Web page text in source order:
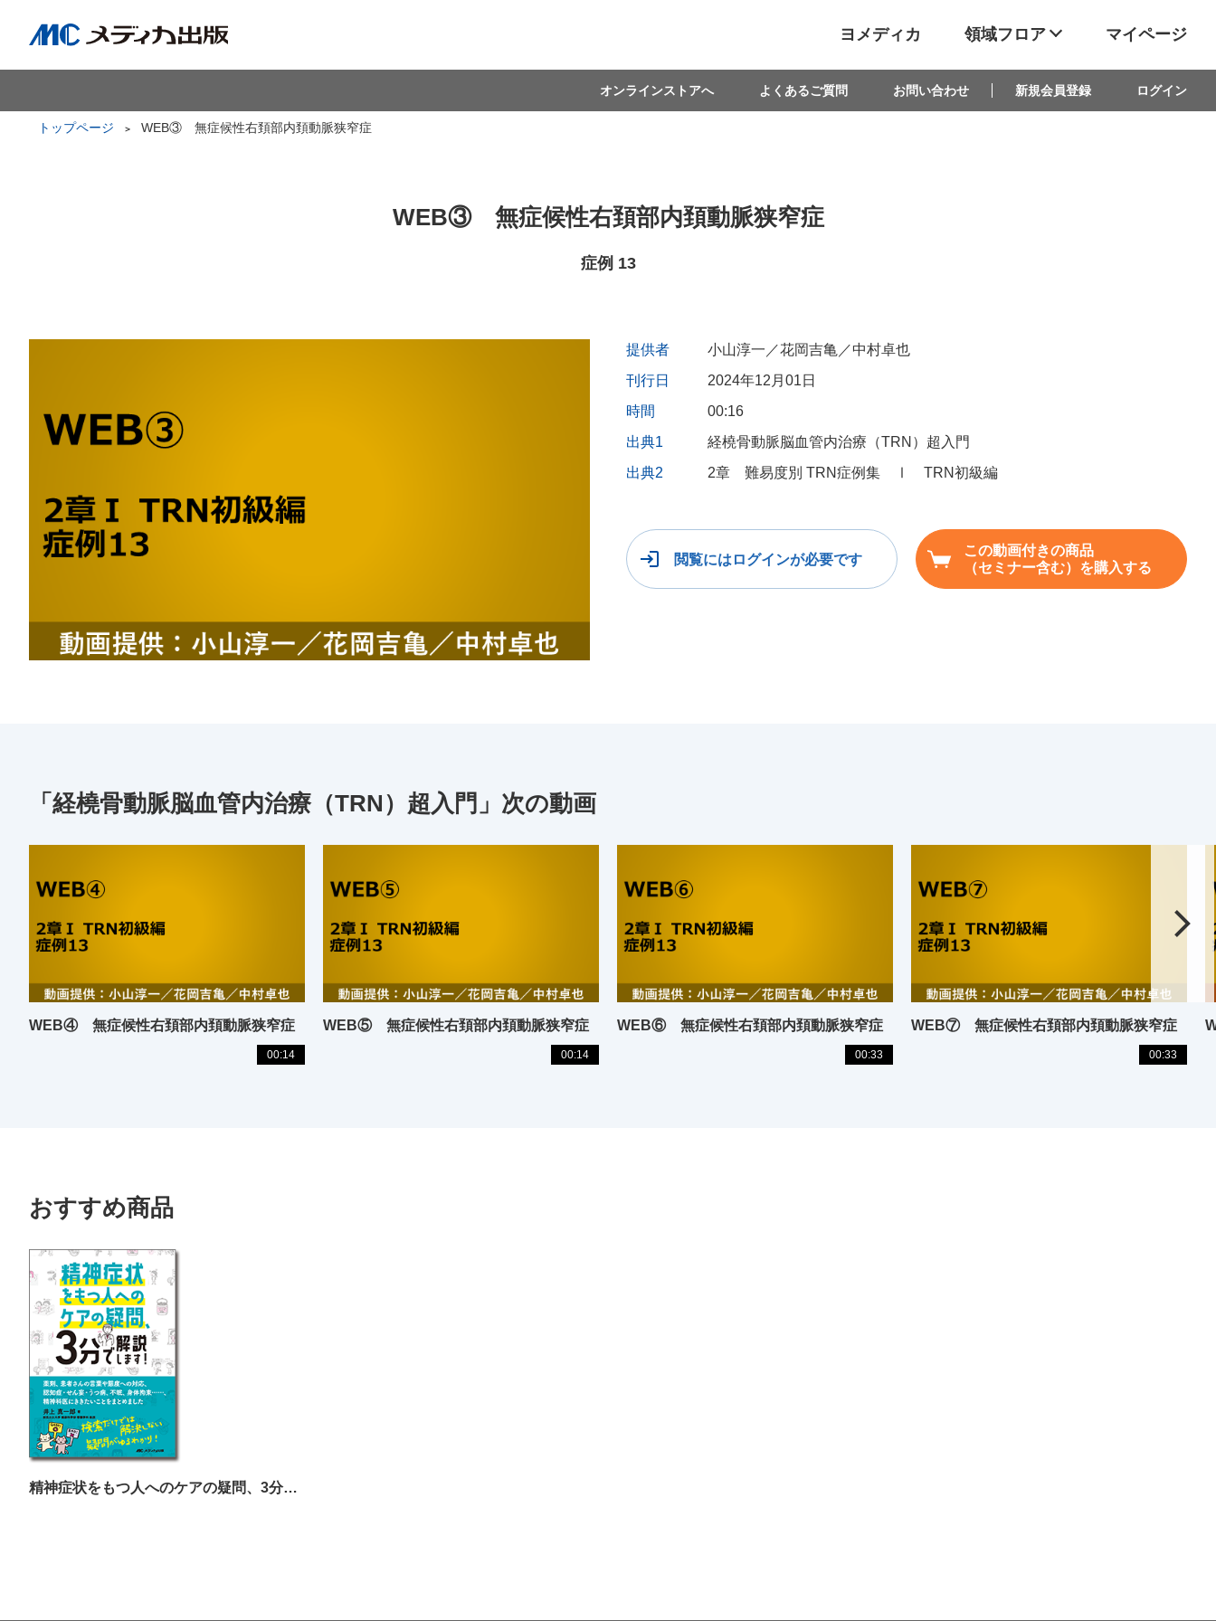
ヨメディカ 領域フロア マイページ
オンラインストアへ よくあるご質問 お問い合わせ 新規会員登録 ログイン
トップページ WEB③ 無症候性右頚部内頚動脈狭窄症
WEB③ 無症候性右頚部内頚動脈狭窄症
症例 13
提供者
小山淳一／花岡吉亀／中村卓也
刊行日
2024年12月01日
時間
00:16
出典1
経橈骨動脈脳血管内治療（TRN）超入門
出典2
2章 難易度別 TRN症例集 Ⅰ TRN初級編
閲覧にはログインが必要です
この動画付きの商品
（セミナー含む）を購入する
「経橈骨動脈脳血管内治療（TRN）超入門」次の動画
WEB④ 無症候性右頚部内頚動脈狭窄症
00:14
WEB⑤ 無症候性右頚部内頚動脈狭窄症
00:14
WEB⑥ 無症候性右頚部内頚動脈狭窄症
00:33
WEB⑦ 無症候性右頚部内頚動脈狭窄症
00:33
おすすめ商品
精神症状をもつ人へのケアの疑問、3分で解説します！